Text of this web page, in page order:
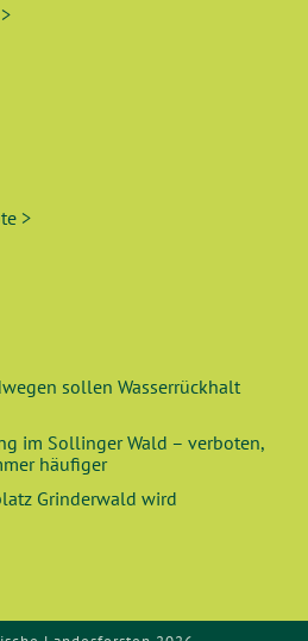
>
sollen Wasserrückhalt
im Sollinger Wald – verboten,
häufiger
Grinderwald wird